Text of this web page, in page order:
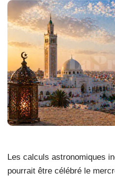
Les calculs astronomiques
pourrait être célébré le